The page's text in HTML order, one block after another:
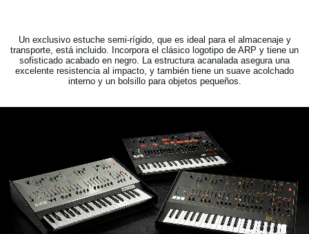
Un exclusivo estuche semi-rígido, que es ideal para el almacenaje y
transporte, está incluido. Incorpora el clásico logotipo de ARP y tiene un
sofisticado acabado en negro. La estructura acanalada asegura una
excelente resistencia al impacto, y también tiene un suave acolchado
interno y un bolsillo para objetos pequeños.